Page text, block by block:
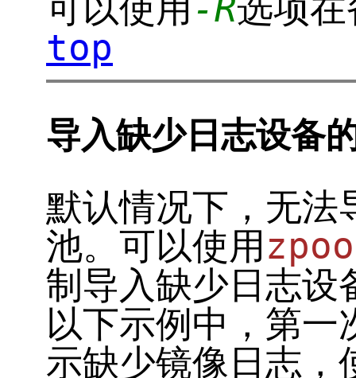
可以使用 -R选项
top
导入缺少日志设备
默认情况下，无法
池。可以使用
制导入缺少日志设
以下示例中，第
示缺少镜像日志，